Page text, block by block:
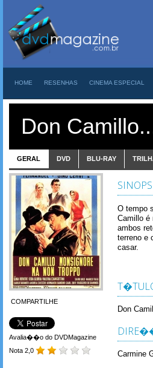
HOME RESENHAS CINEMA ESPECIAL
Don
GERAL DVD BLU-RAY
COMPARTILHE
Avalia��o do DVDMagazine
Nota 2,0
O tempo
Camillo é
ambos
terreno e
casar.
Don
Carmine